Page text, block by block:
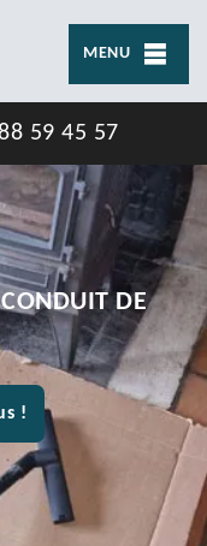
MENU
59 45 57
DE
!